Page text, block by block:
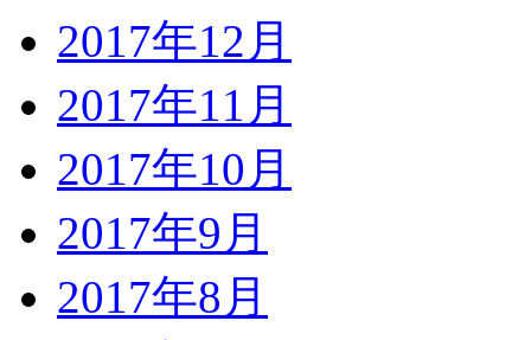
2017年12月
2017年11月
2017年10月
2017年9月
2017年8月